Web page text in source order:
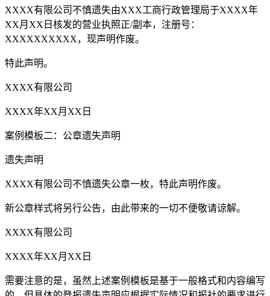
XXXX有限公司不慎遗失由XXX工商行政管理局于XXXX年
XX月XX日核发的营业执照正/副本，注册号：
XXXXXXXXXX，现声明作废。
特此声明。
XXXX有限公司
XXXX年XX月XX日
案例模板二：公章遗失声明
遗失声明
XXXX有限公司不慎遗失公章一枚，特此声明作废。
新公章样式将另行公告，由此带来的一切不便敬请谅解。
XXXX有限公司
XXXX年XX月XX日
需要注意的是，虽然上述案例模板是基于一般格式和内容编写